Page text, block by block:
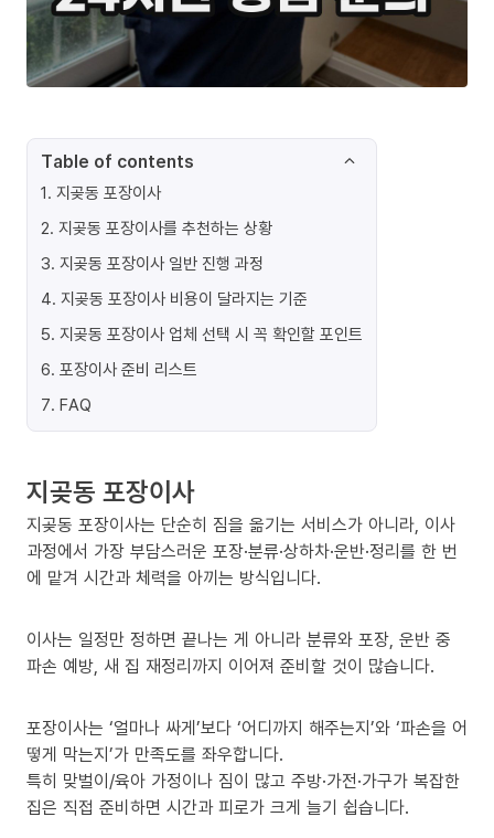
Table of contents
1. 지곶동 포장이사
2. 지곶동 포장이사를 추천하는 상황
3. 지곶동 포장이사 일반 진행 과정
4. 지곶동 포장이사 비용이 달라지는 기준
5. 지곶동 포장이사 업체 선택 시 꼭 확인할 포인트
6. 포장이사 준비 리스트
7. FAQ
지곶동 포장이사
지곶동 포장이사는 단순히 짐을 옮기는 서비스가 아니라, 이사
과정에서 가장 부담스러운 포장·분류·상하차·운반·정리를 한 번
에 맡겨 시간과 체력을 아끼는 방식입니다.
이사는 일정만 정하면 끝나는 게 아니라 분류와 포장, 운반 중
파손 예방, 새 집 재정리까지 이어져 준비할 것이 많습니다.
포장이사는 ‘얼마나 싸게’보다 ‘어디까지 해주는지’와 ‘파손을 어
떻게 막는지’가 만족도를 좌우합니다.
특히 맞벌이/육아 가정이나 짐이 많고 주방·가전·가구가 복잡한
집은 직접 준비하면 시간과 피로가 크게 늘기 쉽습니다.